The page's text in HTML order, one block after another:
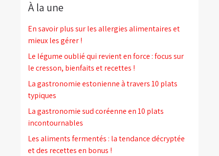
À la une
En savoir plus sur les allergies alimentaires et
mieux les gérer !
Le légume oublié qui revient en force : focus sur
le cresson, bienfaits et recettes !
La gastronomie estonienne à travers 10 plats
typiques
La gastronomie sud coréenne en 10 plats
incontournables
Les aliments fermentés : la tendance décryptée
et des recettes en bonus !